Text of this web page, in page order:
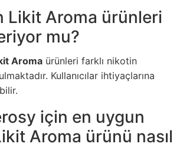
Likit Aroma ürünleri
mu?
Aroma ürünleri farklı nikotin
Kullanıcılar ihtiyaçlarına
için en uygun
Aroma ürünü nasıl